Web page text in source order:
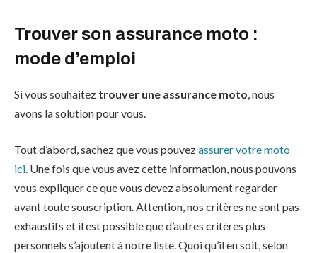
Trouver son assurance moto :
mode d’emploi
Si vous souhaitez trouver une assurance moto , nous
avons la solution pour vous.
Tout d’abord, sachez que vous pouvezassurer votre moto
ici. Une fois que vous avez cette information, nous pouvons
vous expliquer ce que vous devez absolument regarder
avant toute souscription. Attention, nos critères ne sont pas
exhaustifs et il est possible que d’autres critères plus
personnels s’ajoutent à notre liste. Quoi qu’il en soit, selon